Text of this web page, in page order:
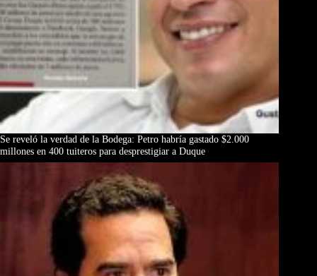
Se reveló la verdad de la Bodega: Petro habría gastado $2.000
millones en 400 tuiteros para desprestigiar a Duque